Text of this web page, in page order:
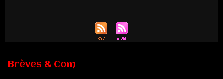
Brèves & Com